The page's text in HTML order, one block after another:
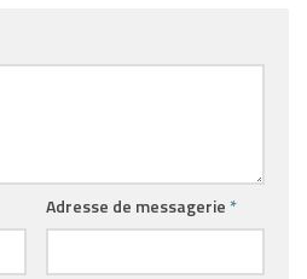
Adresse de messagerie *